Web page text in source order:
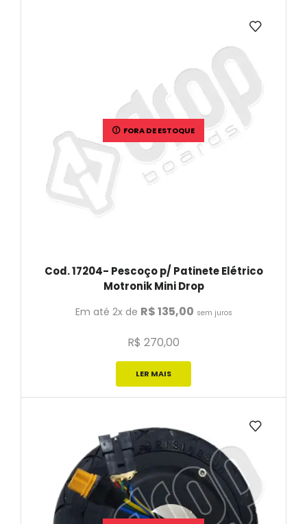
FORA DE ESTOQUE
Cod. 17204- Pescoço p/ Patinete Elétrico
Motronik Mini Drop
Em até 2x de R$135,00 sem juros
R$ 270,00
LER MAIS